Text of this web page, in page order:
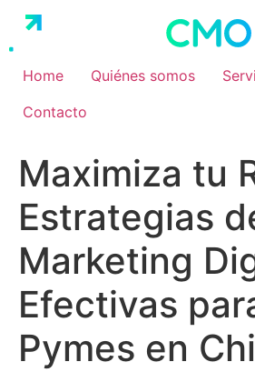
contenido
Home
Quiénes somos
Contacto
Maximiza tu
Estrategias
Marketing
Efectivas
Pymes en